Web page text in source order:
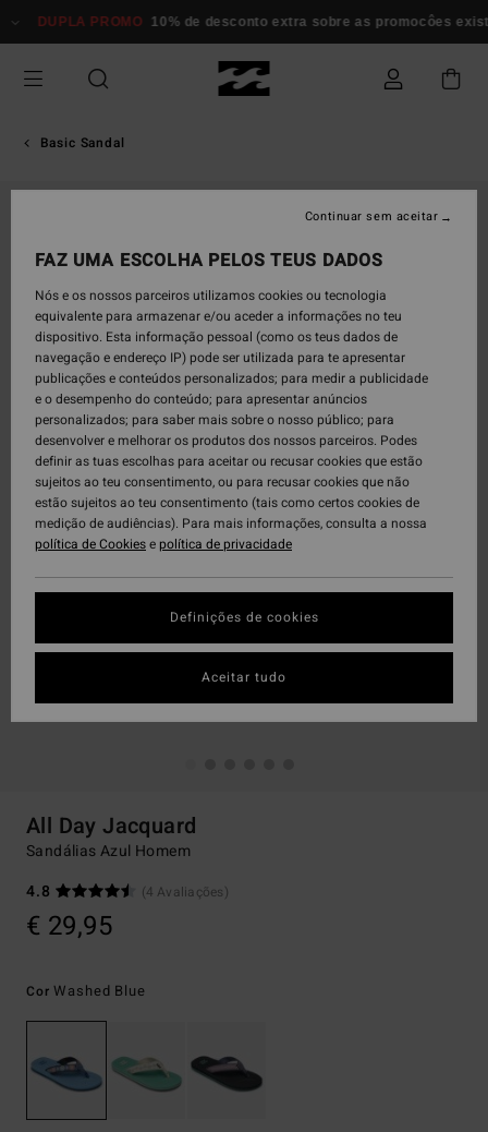
para
informação
DUPLA PROMO 10% de desconto extra sobre as promocôes
Basic Sandal
All Day Jacquard
Sandálias Azul Homem
4.8
(4 Avaliações)
€ 29,95
CorWashed Blue
FAZ UMA ESCOLHA PELOS TEUS DADOS
Nós e os nossos parceiros utilizamos cookies ou tecnologia
equivalente para armazenar e/ou aceder a informações no teu
dispositivo. Esta informação pessoal (como os teus dados de
navegação e endereço IP) pode ser utilizada para te apresentar
publicações e conteúdos personalizados; para medir a publicidade
e o desempenho do conteúdo; para apresentar anúncios
personalizados; para saber mais sobre o nosso público; para
desenvolver e melhorar os produtos dos nossos parceiros. Podes
definir as tuas escolhas para aceitar ou recusar cookies que estão
sujeitos ao teu consentimento, ou para recusar cookies que não
estão sujeitos ao teu consentimento (tais como certos cookies de
medição de audiências). Para mais informações, consulta a nossa
política de Cookiesepolítica de privacidade
Definições de cookies
Continuar sem aceitar
Aceitar tudo